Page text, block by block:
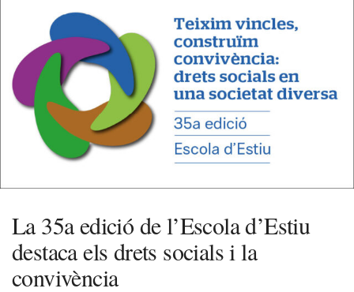
La 35a edició de l’Escola d’Estiu
destaca els drets socials i la
convivència